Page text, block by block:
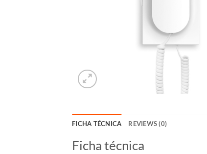
FICHA TÉCNICA REVIEWS (0)
Ficha técnica